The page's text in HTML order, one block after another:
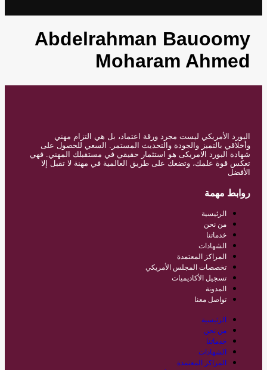
Abdelrahman Bauoomy
Moharam Ahmed
البورد الأمريكي ليست مجرد ورقة اعتماد، بل هي التزام مهني
وأخلاقي بالتميز والجودة والتحديث المستمر. السعي للحصول على
شهادة البورد الامريكى هو استثمار حقيقي في مستقبلك المهني. فهي
تعكس قوة علمك، وتضعك على طريق العالمية في مهنة لا تقبل إلا
الأفضل
روابط مهمة
الرئيسية
من نحن
خدماتنا
الشهادات
المراكز المعتمدة
تخصصات المجلس الأمريكي
تسجيل الأكاديميات
المدونة
تواصل معنا
الرئيسية
من نحن
خدماتنا
الشهادات
المراكز المعتمدة